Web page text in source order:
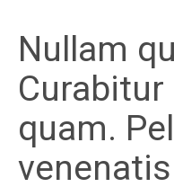
Nullam
quam.